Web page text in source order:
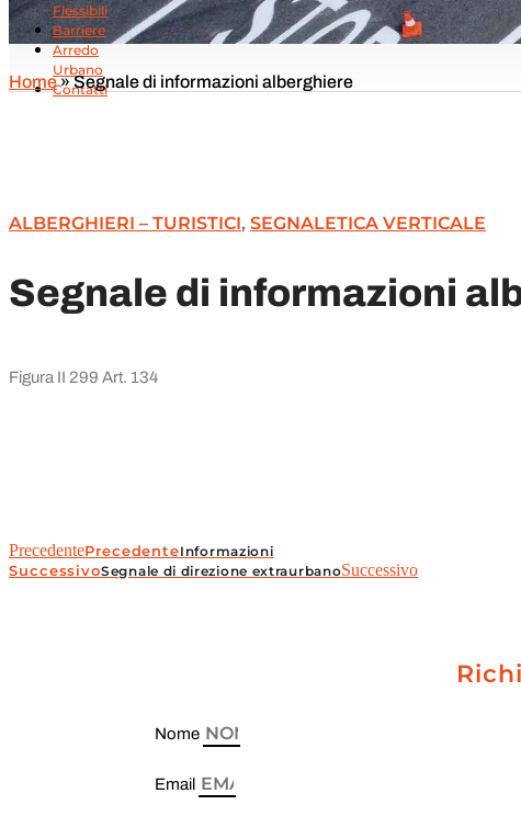
Flessibili
Barriere
Arredo
Urbano
Contatti
Home»Segnale di informazioni alberghiere
ALBERGHIERI – TURISTICI, SEGNALETICA VERTICALE
Segnale di informazioni
Figura II 299 Art. 134
PrecedentePrecedenteInformazioni
SuccessivoSegnale di direzione extraurbanoSuccessivo
Nome
Email